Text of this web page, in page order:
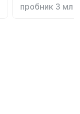
пробник 3 мл